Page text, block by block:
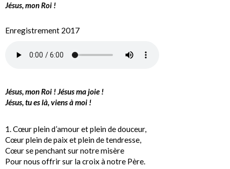
Jésus, mon Roi !
Enregistrement 2017
Jésus, mon Roi ! Jésus ma joie !
Jésus, tu es là, viens à moi !
1. Cœur plein d’amour et plein de douceur,
Cœur plein de paix et plein de tendresse,
Cœur se penchant sur notre misère
Pour nous offrir sur la croix à notre Père.